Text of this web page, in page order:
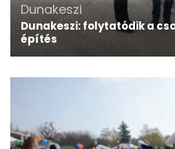
Dunakeszi
Dunakeszi: folytatódik a
építés